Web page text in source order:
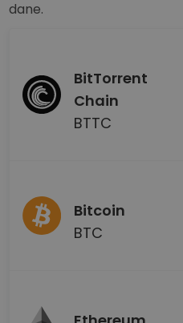
dane.
BitTorrent
Chain
BTTC
Bitcoin
BTC